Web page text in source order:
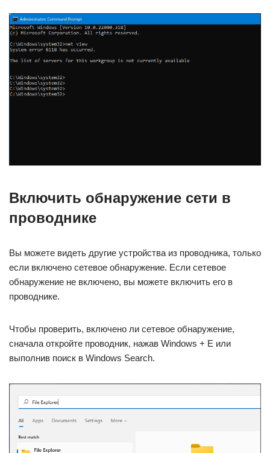
Включить обнаружение сети в
проводнике
Вы можете видеть другие устройства из проводника, только
если включено сетевое обнаружение. Если сетевое
обнаружение не включено, вы можете включить его в
проводнике.
Чтобы проверить, включено ли сетевое обнаружение,
сначала откройте проводник, нажав Windows + E или
выполнив поиск в Windows Search.